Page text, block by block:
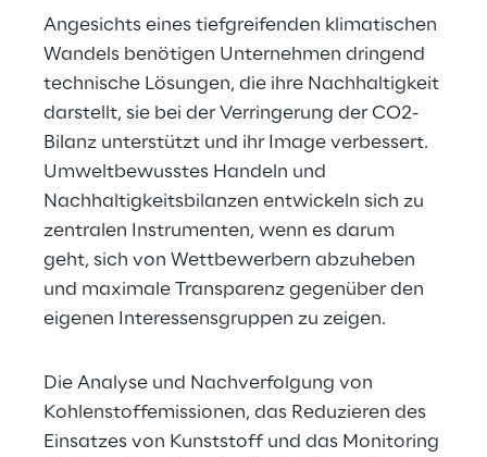
Angesichts eines tiefgreifenden klimatischen
Wandels benötigen Unternehmen dringend
technische Lösungen, die ihre Nachhaltigkeit
darstellt, sie bei der Verringerung der CO2-
Bilanz unterstützt und ihr Image verbessert.
Umweltbewusstes Handeln und
Nachhaltigkeitsbilanzen entwickeln sich zu
zentralen Instrumenten, wenn es darum
geht, sich von Wettbewerbern abzuheben
und maximale Transparenz gegenüber den
eigenen Interessensgruppen zu zeigen.
Die Analyse und Nachverfolgung von
Kohlenstoffemissionen, das Reduzieren des
Einsatzes von Kunststoff und das Monitoring